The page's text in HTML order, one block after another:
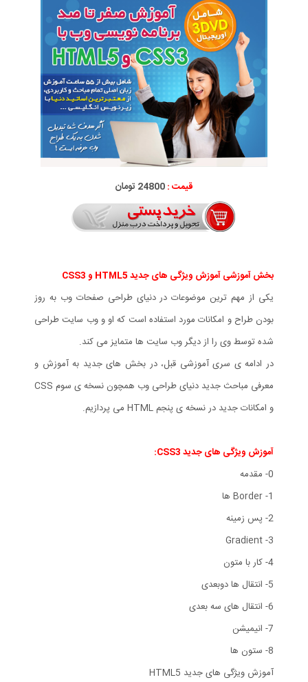
قیمت :24800 تومان
بخش آموزشی آموزش ویژگی های جدید HTML5 و CSS3
یکی از مهم ترین موضوعات در دنیای طراحی صفحات وب به روز
بودن طراح و امکانات مورد استفاده است که او و وب سایت طراحی
شده توسط وی را از دیگر وب سایت ها متمایز می کند.
در ادامه ی سری آموزشی قبل، در بخش های جدید به آموزش و
معرفی مباحث جدید دنیای طراحی وب همچون نسخه ی سوم CSS
و امکانات جدید در نسخه ی پنجم HTML می پردازیم.
آموزش ویژگی های جدید CSS3:
0- مقدمه
1- Border ها
2- پس زمینه
3- Gradient
4- کار با متون
5- انتقال ها دوبعدی
6- انتقال های سه بعدی
7- انیمیشن
8- ستون ها
آموزش ویژگی های جدید HTML5